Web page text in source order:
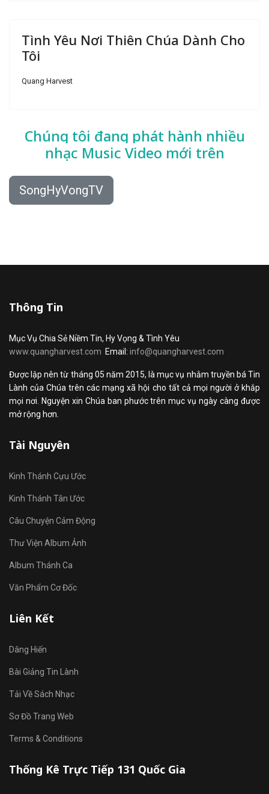
Tình Yêu Nơi Thiên Chúa Dành Cho
Tôi
Quang Harvest
Chúng tôi đang phát hành nhiều
nhạc Music Video mới trên
SongHyVongTV
Thông Tin
Mục Vụ Chia Sẻ Niềm Tin, Hy Vọng & Tình Yêu
www.quangharvest.com Email: info@quangharvest.com
Được lập nên từ tháng 05 năm 2015, là mục vụ nhằm truyền bá Tin
Lành của Chúa trên các mạng xã hội cho tất cả mọi người ở khắp
mọi nơi. Nguyện xin Chúa ban phước trên mục vụ ngày càng được
mở rộng hơn.
Tài Nguyên
Kinh Thánh Cựu Ước
Kinh Thánh Tân Ước
Câu Chuyện Cảm Động
Thư Viện Album Ảnh
Album Thánh Ca
Văn Phẩm Cơ Đốc
Liên Kết
Dâng Hiến
Bài Giảng Tin Lành
Tải Về Sách Nhạc
Sơ Đồ Trang Web
Terms & Conditions
Thống Kê Trực Tiếp 131 Quốc Gia